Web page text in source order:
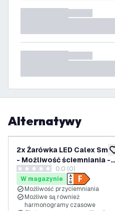
Alternatywy
2x Żarówka LED Calex
- Możliwość ściemniania -
E14 - 4,9W - RGB + CCT
0 Gwiazdki oceny
0.0 (0)
W magazynie
Możliwość przyciemniania
Możliwe są również
harmonogramy czasowe